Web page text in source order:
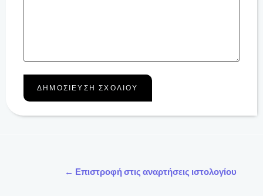
← Επιστροφή στις αναρτήσεις ιστολογίου